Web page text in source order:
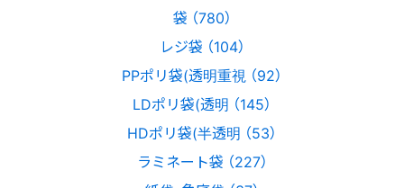
袋 （780）
レジ袋 （104）
PPポリ袋(透明重視 （92）
LDポリ袋(透明 （145）
HDポリ袋(半透明 （53）
ラミネート袋 （227）